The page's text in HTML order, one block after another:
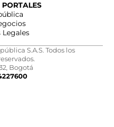
PORTALES
Legales
S.A.S. Todos los
Bogotá